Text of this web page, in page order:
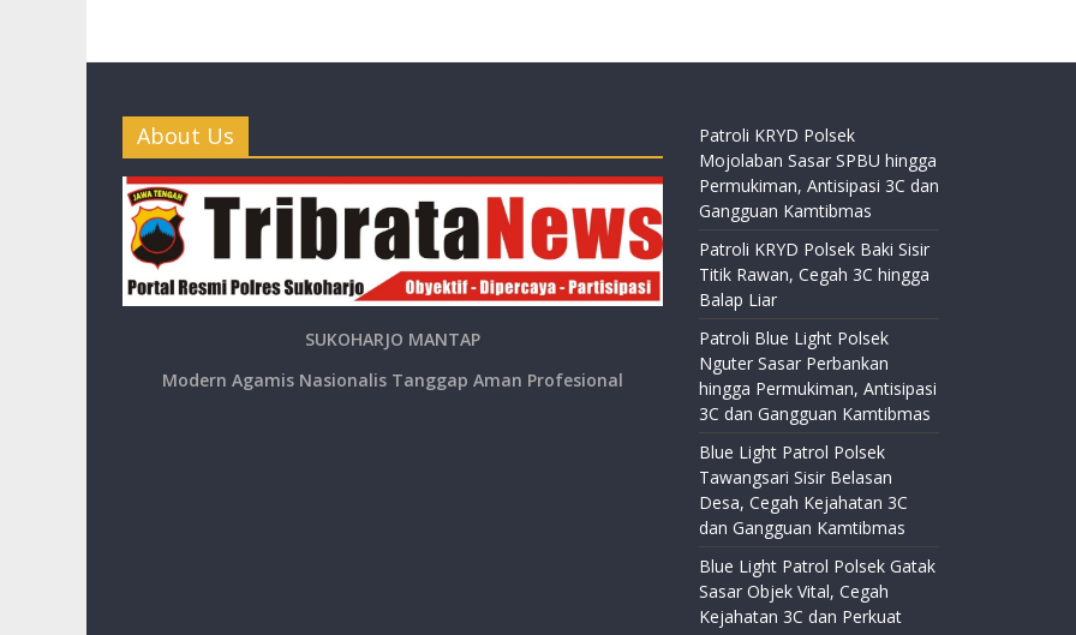
About Us
SUKOHARJO MANTAP
Modern Agamis Nasionalis Tanggap Aman Profesional
Patroli KRYD Polsek
Mojolaban Sasar SPBU hingga
Permukiman, Antisipasi 3C dan
Gangguan Kamtibmas
Patroli KRYD Polsek Baki Sisir
Titik Rawan, Cegah 3C hingga
Balap Liar
Patroli Blue Light Polsek
Nguter Sasar Perbankan
hingga Permukiman, Antisipasi
3C dan Gangguan Kamtibmas
Blue Light Patrol Polsek
Tawangsari Sisir Belasan
Desa, Cegah Kejahatan 3C
dan Gangguan Kamtibmas
Blue Light Patrol Polsek Gatak
Sasar Objek Vital, Cegah
Kejahatan 3C dan Perkuat